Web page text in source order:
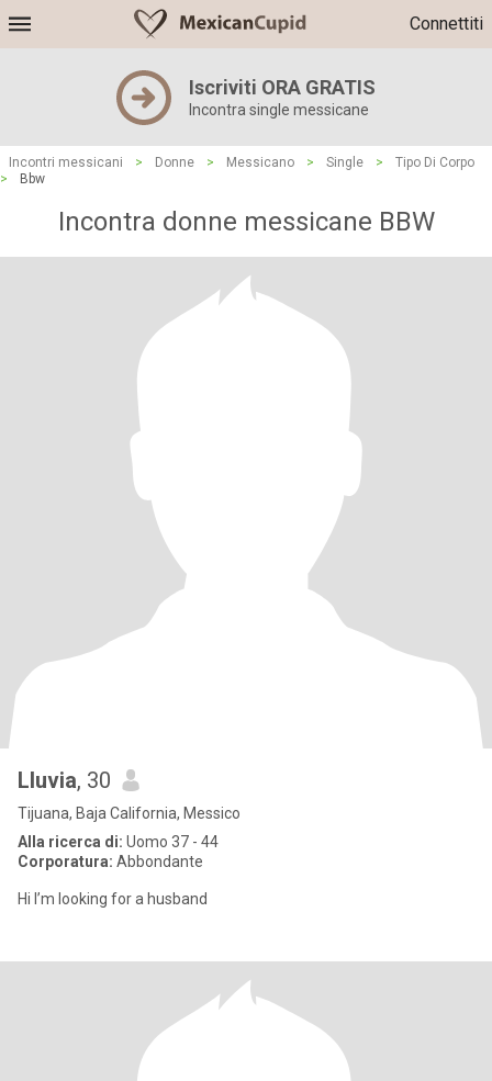
Connettiti
Iscriviti ORA GRATIS
Incontra single messicane
Incontri messicani > Donne > Messicano > Single >
Tipo Di Corpo
>
Bbw
Incontra donne messicane BBW
Lluvia, 30
Tijuana, Baja California, Messico
Alla ricerca di: Uomo 37 - 44
Corporatura: Abbondante
Hi I’m looking for a husband